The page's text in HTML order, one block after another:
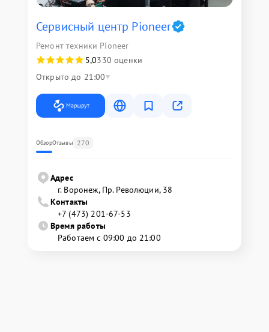
Сервисный центр Pioneer
Ремонт техники Pioneer
5,0330 оценки
Открыто до 21:00
Маршрут
ОбзорОтзывы 270
Адрес
г. Воронеж, Пр. Революции, 38
Контакты
+7 (473) 201-67-53
Время работы
Работаем с 09:00 до 21:00